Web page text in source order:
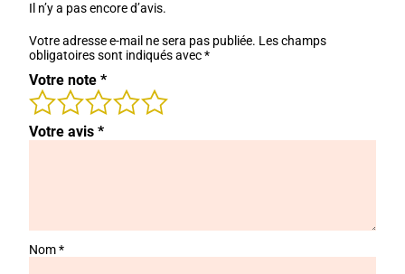
Il n’y a pas encore d’avis.
Votre adresse e-mail ne sera pas publiée. Les champs
obligatoires sont indiqués avec*
Votre note *
Votre avis *
Nom*